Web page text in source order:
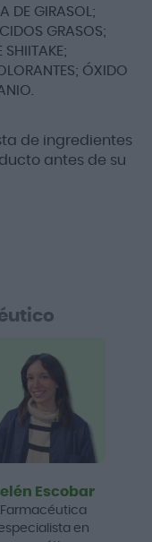
DE GIRASOL;
GRASOS;
SHIITAKE;
ÓXIDO
de ingredientes
antes de su
Escobar
Farmacéutica
en